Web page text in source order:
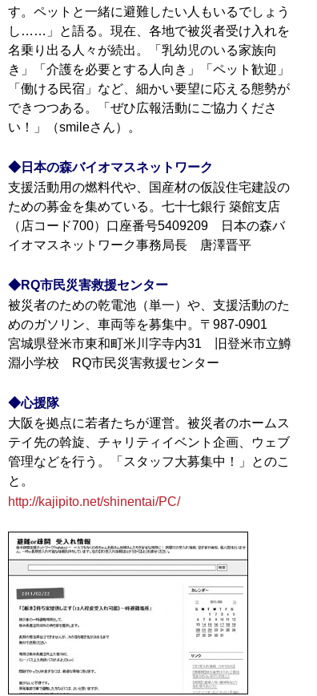
す。ペットと一緒に避難したい人もいるでしょう
し……」と語る。現在、各地で被災者受け入れを
名乗り出る人々が続出。「乳幼児のいる家族向
き」「介護を必要とする人向き」「ペット歓迎」
「働ける民宿」など、細かい要望に応える態勢が
できつつある。「ぜひ広報活動にご協力くださ
い！」（smileさん）。
◆日本の森バイオマスネットワーク
支援活動用の燃料代や、国産材の仮設住宅建設の
ための募金を集めている。七十七銀行 築館支店
（店コード700）口座番号5409209 日本の森バ
イオマスネットワーク事務局長 唐澤晋平
◆RQ市民災害救援センター
被災者のための乾電池（単一）や、支援活動のた
めのガソリン、車両等を募集中。〒987-0901
宮城県登米市東和町米川字寺内31 旧登米市立鱒
淵小学校 RQ市民災害救援センター
◆心援隊
大阪を拠点に若者たちが運営。被災者のホームス
テイ先の斡旋、チャリティイベント企画、ウェブ
管理などを行う。「スタッフ大募集中！」とのこ
http://kajipito.net/shinentai/PC/